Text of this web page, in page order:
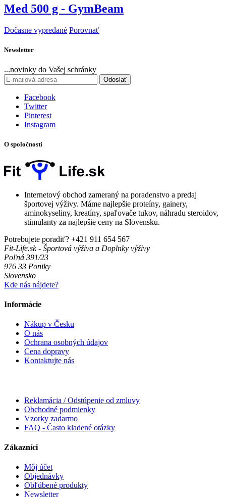
Med 500 g - GymBeam
Dočasne vypredané Porovnať
Newsletter
...novinky do Vašej schránky
Odoslať
Facebook
Twitter
Pinterest
Instagram
O spoločnosti
Internetový obchod zameraný na poradenstvo a predaj
športovej výživy. Máme najlepšie proteíny, gainery,
aminokyseliny, kreatíny, spaľovače tukov, náhradu steroidov,
stimulanty za najlepšie ceny na Slovensku.
Potrebujete poradiť? +421 911 654 567
Fit-Life.sk - Športová výživa a Doplnky výživy
Poľná 391/23
976 33 Poniky
Slovensko
Kde nás nájdete?
Informácie
Nákup v Česku
O nás
Ochrana osobných údajov
Cena dopravy
Kontaktujte nás
Reklamácia / Odstúpenie od zmluvy
Obchodné podmienky
Vzorky zadarmo
FAQ - Často kladené otázky
Zákazníci
Môj účet
Objednávky
Obľúbené produkty
Newsletter